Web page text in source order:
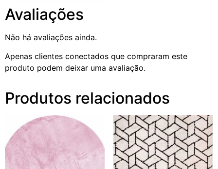
Avaliações
Não há avaliações ainda.
Apenas clientes conectados que compraram este
produto podem deixar uma avaliação.
Produtos relacionados